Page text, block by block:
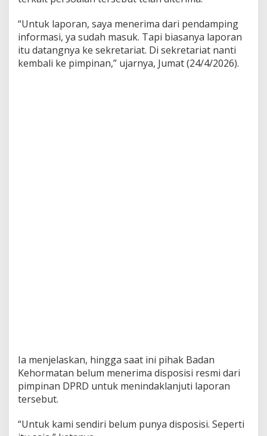
“Untuk laporan, saya menerima dari pendamping
informasi, ya sudah masuk. Tapi biasanya laporan
itu datangnya ke sekretariat. Di sekretariat nanti
kembali ke pimpinan,” ujarnya, Jumat (24/4/2026).
Ia menjelaskan, hingga saat ini pihak Badan
Kehormatan belum menerima disposisi resmi dari
pimpinan DPRD untuk menindaklanjuti laporan
tersebut.
“Untuk kami sendiri belum punya disposisi. Seperti